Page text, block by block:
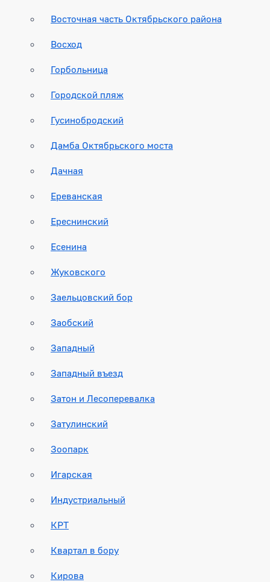
Восточная часть Октябрьского района
Восход
Горбольница
Городской пляж
Гусинобродский
Дамба Октябрьского моста
Дачная
Ереванская
Ереснинский
Есенина
Жуковского
Заельцовский бор
Заобский
Западный
Западный въезд
Затон и Лесоперевалка
Затулинский
Зоопарк
Игарская
Индустриальный
КРТ
Квартал в бору
Кирова